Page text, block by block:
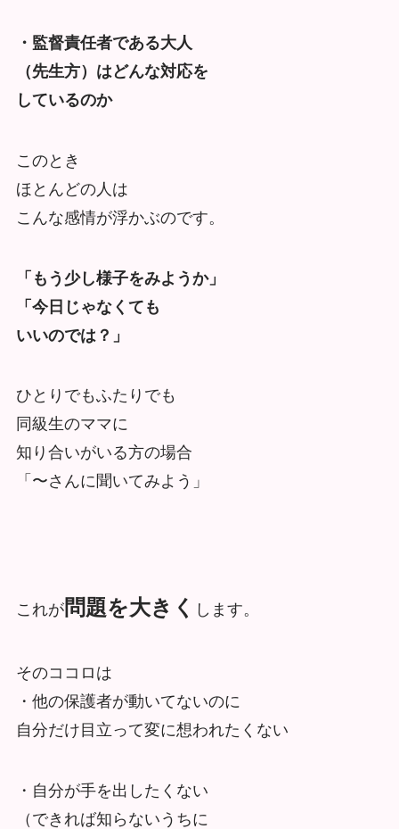
・監督責任者である大人
（先生方）はどんな対応を
しているのか
このとき
ほとんどの人は
こんな感情が浮かぶのです。
「もう少し様子をみようか」
「今日じゃなくても
いいのでは？」
ひとりでもふたりでも
同級生のママに
知り合いがいる方の場合
「〜さんに聞いてみよう」
これが問題を大きく します。
そのココロは
・他の保護者が動いてないのに
自分だけ目立って変に想われたくない
・自分が手を出したくない
（できれば知らないうちに